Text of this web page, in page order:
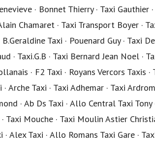
· Bonnet Thierry · Taxi Gauthier
Chamaret · Taxi Transport Boyer ·
B.Geraldine Taxi · Pouenard Guy · Taxi
· Taxi.G.B · Taxi Bernard Jean Noel ·
· F2 Taxi · Royans Vercors Taxis
Arche Taxi · Taxi Adhemar · Taxi
· Ab Ds Taxi · Allo Central Taxi Tony
Taxi Mouche · Taxi Moulin Astier
· Alex Taxi · Allo Romans Taxi Gare ·